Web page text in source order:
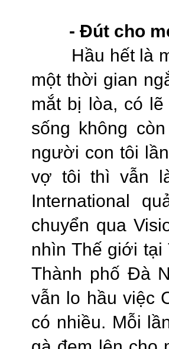
- Đút cho
Hầu hết là
một thời gian
mắt bị lòa, có
sống không
người con tôi
vợ tôi thì vẫn
International
chuyển qua
nhìn Thế giới
Thành phố Đà
vẫn lo hầu việc
có nhiều. Mỗi